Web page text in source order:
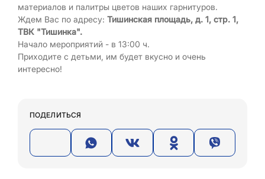
материалов и палитры цветов наших гарнитуров.
Ждем Вас по адресу: Тишинская площадь, д. 1, стр. 1,
ТВК "Тишинка".
Начало мероприятий - в 13:00 ч.
Приходите с детьми, им будет вкусно и очень
интересно!
ПОДЕЛИТЬСЯ